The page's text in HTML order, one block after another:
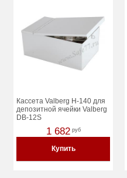
Кассета Valberg Н-140 для
депозитной ячейки Valberg
DB-12S
1 682 руб
Купить